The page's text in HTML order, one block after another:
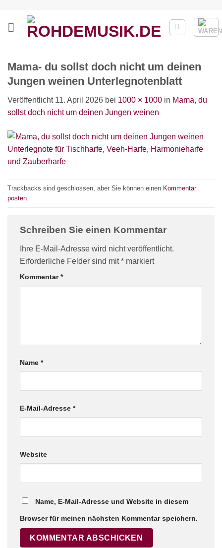
springen
Mama- du sollst doch nicht um deinen
Jungen weinen Unterlegnotenblatt
Veröffentlicht 11. April 2026 bei 1000 × 1000 in Mama, du
sollst doch nicht um deinen Jungen weinen
Trackbacks sind geschlossen, aber Sie können einen Kommentar
posten
Schreiben Sie einen Kommentar
Ihre E-Mail-Adresse wird nicht veröffentlicht.
Erforderliche Felder sind mit* markiert
Kommentar*
Name *
E-Mail-Adresse *
Website
Name, E-Mail-Adresse und Website in diesem
Browser für meinen nächsten Kommentar speichern.